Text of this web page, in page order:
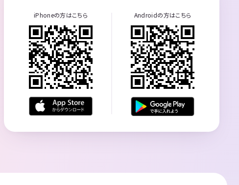
iPhoneの方はこちら Androidの方はこちら